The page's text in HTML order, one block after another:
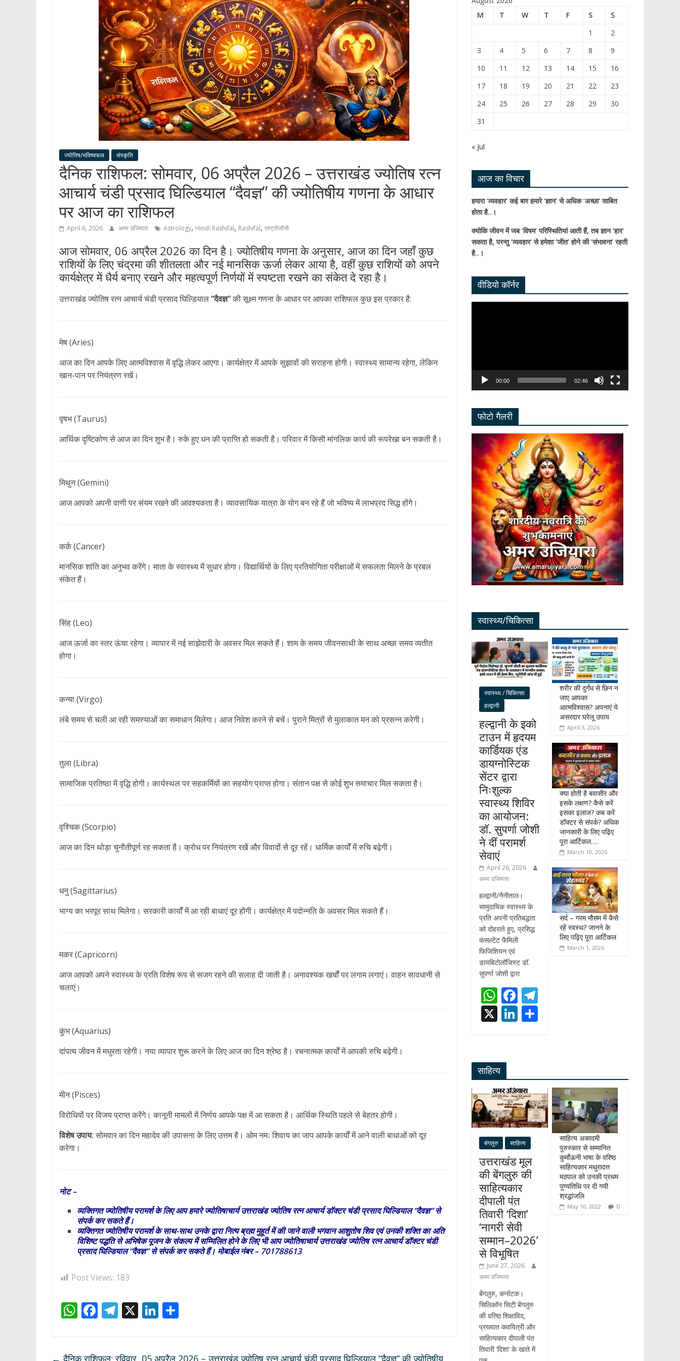
ज्योतिष/भविष्यफल संस्कृति
दैनिक राशिफल: सोमवार, 06 अप्रैल 2026 – उत्तराखंड ज्योतिष रत्न
आचार्य चंडी प्रसाद घिल्डियाल “दैवज्ञ” की ज्योतिषीय गणना के आधार
पर आज का राशिफल
April 6, 2026 अमर उजियारा Astrology, Hindi Rashifal, Rashifal, एस्ट्रोलॉजी
आज सोमवार, 06 अप्रैल 2026 का दिन है। ज्योतिषीय गणना के अनुसार, आज का दिन जहाँ कुछ
राशियों के लिए चंद्रमा की शीतलता और नई मानसिक ऊर्जा लेकर आया है, वहीं कुछ राशियों को अपने
कार्यक्षेत्र में धैर्य बनाए रखने और महत्वपूर्ण निर्णयों में स्पष्टता रखने का संकेत दे रहा है।
उत्तराखंड ज्योतिष रत्न आचार्य चंडी प्रसाद घिल्डियाल“दैवज्ञ”की सूक्ष्म गणना के आधार पर आपका राशिफल कुछ इस प्रकार है:
मेष (Aries)
आज का दिन आपके लिए आत्मविश्वास में वृद्धि लेकर आएगा। कार्यक्षेत्र में आपके सुझावों की सराहना होगी। स्वास्थ्य सामान्य रहेगा, लेकिन
खान-पान पर नियंत्रण रखें।
वृषभ (Taurus)
आर्थिक दृष्टिकोण से आज का दिन शुभ है। रुके हुए धन की प्राप्ति हो सकती है। परिवार में किसी मांगलिक कार्य की रूपरेखा बन सकती है।
मिथुन (Gemini)
आज आपको अपनी वाणी पर संयम रखने की आवश्यकता है। व्यावसायिक यात्रा के योग बन रहे हैं जो भविष्य में लाभप्रद सिद्ध होंगे।
कर्क (Cancer)
मानसिक शांति का अनुभव करेंगे। माता के स्वास्थ्य में सुधार होगा। विद्यार्थियों के लिए प्रतियोगिता परीक्षाओं में सफलता मिलने के प्रबल
संकेत हैं।
सिंह (Leo)
आज ऊर्जा का स्तर ऊंचा रहेगा। व्यापार में नई साझेदारी के अवसर मिल सकते हैं। शाम के समय जीवनसाथी के साथ अच्छा समय व्यतीत
होगा।
कन्या (Virgo)
लंबे समय से चली आ रही समस्याओं का समाधान मिलेगा। आज निवेश करने से बचें। पुराने मित्रों से मुलाकात मन को प्रसन्न करेगी।
तुला (Libra)
सामाजिक प्रतिष्ठा में वृद्धि होगी। कार्यस्थल पर सहकर्मियों का सहयोग प्राप्त होगा। संतान पक्ष से कोई शुभ समाचार मिल सकता है।
वृश्चिक (Scorpio)
आज का दिन थोड़ा चुनौतीपूर्ण रह सकता है। क्रोध पर नियंत्रण रखें और विवादों से दूर रहें। धार्मिक कार्यों में रुचि बढ़ेगी।
धनु (Sagittarius)
भाग्य का भरपूर साथ मिलेगा। सरकारी कार्यों में आ रही बाधाएं दूर होंगी। कार्यक्षेत्र में पदोन्नति के अवसर मिल सकते हैं।
मकर (Capricorn)
आज आपको अपने स्वास्थ्य के प्रति विशेष रूप से सजग रहने की सलाह दी जाती है। अनावश्यक खर्चों पर लगाम लगाएं। वाहन सावधानी से
चलाएं।
कुंभ (Aquarius)
दांपत्य जीवन में मधुरता रहेगी। नया व्यापार शुरू करने के लिए आज का दिन श्रेष्ठ है। रचनात्मक कार्यों में आपकी रुचि बढ़ेगी।
मीन (Pisces)
विरोधियों पर विजय प्राप्त करेंगे। कानूनी मामलों में निर्णय आपके पक्ष में आ सकता है। आर्थिक स्थिति पहले से बेहतर होगी।
विशेष उपाय:सोमवार का दिन महादेव की उपासना के लिए उत्तम है। ओम नमः शिवाय का जाप आपके कार्यों में आने वाली बाधाओं को दूर
करेगा।
नोट –
व्यक्तिगत ज्योतिषीय परामर्श के लिए आप हमारे ज्योतिषाचार्य उत्तराखंड ज्योतिष रत्न आचार्य डॉक्टर चंडी प्रसाद घिल्डियाल “दैवज्ञ” से
संपर्क कर सकते हैं।
व्यक्तिगत ज्योतिषीय परामर्श के साथ-साथ उनके द्वारा नित्य ब्रह्म मुहूर्त में की जाने वाली भगवान आशुतोष शिव एवं उनकी शक्ति का अति
विशिष्ट पद्धति से अभिषेक पूजन के संकल्प में सम्मिलित होने के लिए भी आप ज्योतिषाचार्य उत्तराखंड ज्योतिष रत्न आचार्य डॉक्टर चंडी
प्रसाद घिल्डियाल “दैवज्ञ” से संपर्क कर सकते हैं। मोबाईल नंबर – 701788613
Post Views: 183
W F T X Li
M
T W T F S
S
1
2
3
4 5 6 7 8
9
10
11 12 13 14 15
16
17
18 19 20 21 22
23
24
25 26 27 28 29
30
31
« Jul
आज का विचार
हमारा ‘व्यवहार’ कई बार हमारे ‘ज्ञान’ से अधिक ‘अच्छा’ साबित
होता है..।
क्योकि जीवन में जब ‘विषम’ परिस्थितियां आती हैं,तब ज्ञान ‘हार’
सकता है,परन्तु ‘व्यवहार’ से हमेशा ‘जीत’ होने की ‘संभावना’ रहती
है..।
वीडियो कॉर्नर
00:00 02:46
फोटो गैलरी
स्वास्थ्य/चिकित्सा
स्वास्थ्य / चिकित्सा
हल्द्वानी
हल्द्वानी के इको
टाउन में हृदयम
कार्डियक एंड
डायग्नोस्टिक
सेंटर द्वारा
निःशुल्क
स्वास्थ्य शिविर
का आयोजन:
डॉ. सुपर्णा जोशी
ने दीं परामर्श
सेवाएं
April 26, 2026
अमर उजियारा
हल्द्वानी/नैनीताल।
सामुदायिक स्वास्थ्य के
प्रति अपनी प्रतिबद्धता
को दोहराते हुए, प्रसिद्ध
कंसल्टेंट फैमिली
फिजिशियन एवं
डायबिटोलॉजिस्ट डॉ.
सुपर्णा जोशी द्वारा
W
h
at
A
p
p
F
ac
e
o
k
m
X Li
dI
n
शरीर की दुर्गंध से छिन न
जाए आपका
आत्मविश्वास? अपनाएं ये
असरदार घरेलू उपाय
April 3, 2026
क्या होती है बवासीर और
इसके लक्षण? कैसे करें
इसका इलाज? कब करें
डॉक्टर से संपर्क? अधिक
जानकारी के लिए पढ़िए
पूरा आर्टिकल….
March 10, 2026
सर्द – गरम मौसम में कैसे
रहें स्वस्थ? जानने के
लिए पढ़िए पूरा आर्टिकल
March 1, 2026
साहित्य
बंगलुरु साहित्य
उत्तराखंड मूल
की बेंगलुरु की
साहित्यकार
दीपाली पंत
तिवारी ‘दिशा’
‘नागरी सेवी
सम्मान–2026’
से विभूषित
June 27, 2026
अमर उजियारा
बेंगलुरु, कर्नाटक।
सिलिकॉन सिटी बेंगलुरु
की वरिष्ठ शिक्षाविद,
प्रख्यात कवयित्री और
साहित्यकार दीपाली पंत
तिवारी ‘दिशा’ के खाते में
साहित्य अकादमी
पुरुस्कार से सम्मानित
कुमाँऊनी भाषा के वरिष्ठ
साहित्यकार मथुरादत्त
मठपाल को उनकी प्रथम
पुण्यतिथि पर दी गयी
श्रद्धांजलि
May 10, 2022 0